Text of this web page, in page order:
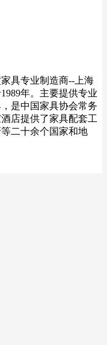
具专业制造商--上海
年。主要提供专业
是中国家具协会常务
店提供了家具配套工
二十余个国家和地